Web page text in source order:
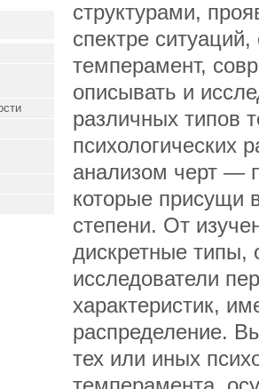
структурами,
спектре
темперамент,
описывать и
различных типов
психологических
анализом черт —
которые присущи
степени. От
дискретные типы,
исследователи
характеристик,
распределение.
тех или иных